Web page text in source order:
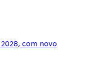
com novo